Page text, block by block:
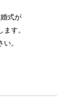
式が
す。
。